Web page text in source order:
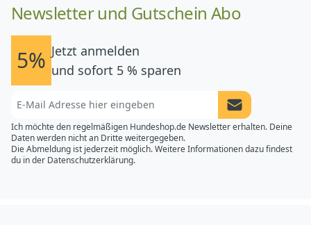
Newsletter und Gutschein Abo
5% Jetzt anmelden
und sofort 5 % sparen
Newsletter
Ich möchte den regelmäßigen Hundeshop.de Newsletter erhalten. Deine
Daten werden nicht an Dritte weitergegeben.
Die Abmeldung ist jederzeit möglich. Weitere Informationen dazu findest
du in der Datenschutzerklärung.